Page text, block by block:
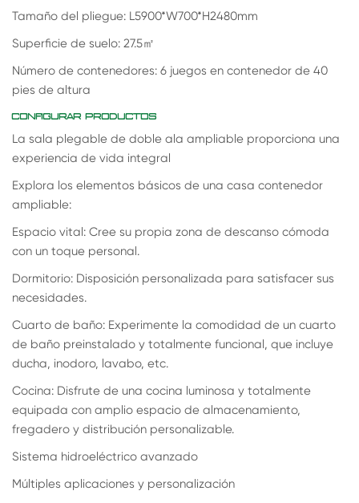
Tamaño del pliegue: L5900*W700*H2480mm
Superficie de suelo: 27.5㎡
Número de contenedores: 6 juegos en contenedor de 40
pies de altura
CONFIGURAR PRODUCTOS
La sala plegable de doble ala ampliable proporciona una
experiencia de vida integral
Explora los elementos básicos de una casa contenedor
ampliable:
Espacio vital: Cree su propia zona de descanso cómoda
con un toque personal.
Dormitorio: Disposición personalizada para satisfacer sus
necesidades.
Cuarto de baño: Experimente la comodidad de un cuarto
de baño preinstalado y totalmente funcional, que incluye
ducha, inodoro, lavabo, etc.
Cocina: Disfrute de una cocina luminosa y totalmente
equipada con amplio espacio de almacenamiento,
fregadero y distribución personalizable.
Sistema hidroeléctrico avanzado
Múltiples aplicaciones y personalización